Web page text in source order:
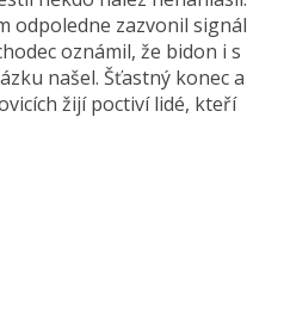
odpoledne zazvonil signál
oznámil, že bidon i s
našel. Šťastný konec a
žijí poctiví lidé, kteří